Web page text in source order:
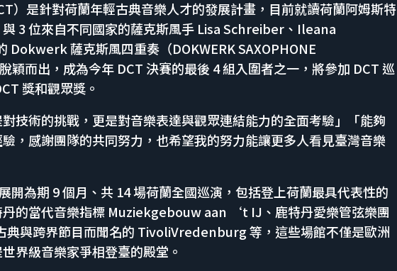
是針對荷蘭年輕古典音樂人才的發展計畫，目前就讀荷蘭阿姆斯特
3 位來自不同國家的薩克斯風手 Lisa Schreiber、Ileana
薩克斯風四重奏（DOKWERK SAXOPHONE
穎而出，成為今年 DCT 決賽的最後 4 組入圍者之一，將參加 DCT 巡
獎和觀眾獎。
技術的挑戰，更是對音樂表達與觀眾連結能力的全面考驗」「能夠
，感謝團隊的共同努力，也希望我的努力能讓更多人看見臺灣音樂
為期 9 個月、共 14 場荷蘭全國巡演，包括登上荷蘭最具代表性的
丹的當代音樂指標 Muziekgebouw aan ‘t IJ、鹿特丹愛樂管弦樂團
典與跨界節目而聞名的 TivoliVredenburg 等，這些場館不僅是歐洲
界級音樂家爭相登臺的殿堂。